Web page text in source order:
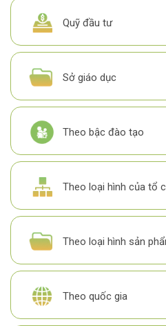
Quỹ đầu tư
Sở giáo dục
Theo bậc đào tạo
Theo loại hình của tổ
Theo loại hình sản
Theo quốc gia